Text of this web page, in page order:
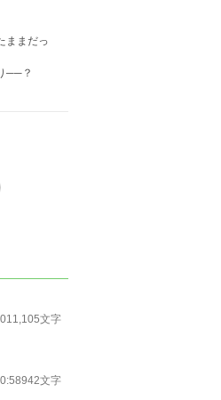
ままだっ
──？
1,105文字
942文字